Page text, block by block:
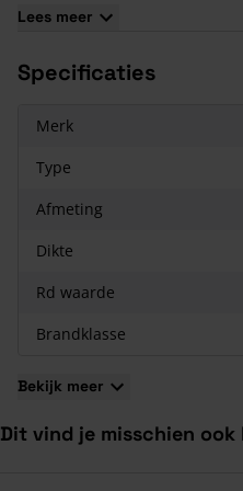
Steenwolwordt gebruikt voor
eigenschappen. Er vindt ook
verzekerd bent van constant
Niet brandbaar
Geen valse spouw, sluit goed
Gemakkelijk en snel te
Waterafstotend;
Geen naadvorming tussen de
warmteverlies.
Lees meer
Specificaties
Merk
Type
Afmeting
Dikte
Rd waarde
Brandklasse
Bekijk meer
Dit vind je misschien ook